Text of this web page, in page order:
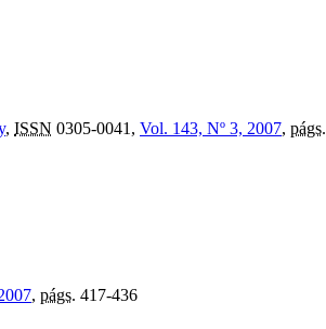
, ISSN 0305-0041, Vol. 143, Nº 3, 2007, págs.
, págs. 417-436